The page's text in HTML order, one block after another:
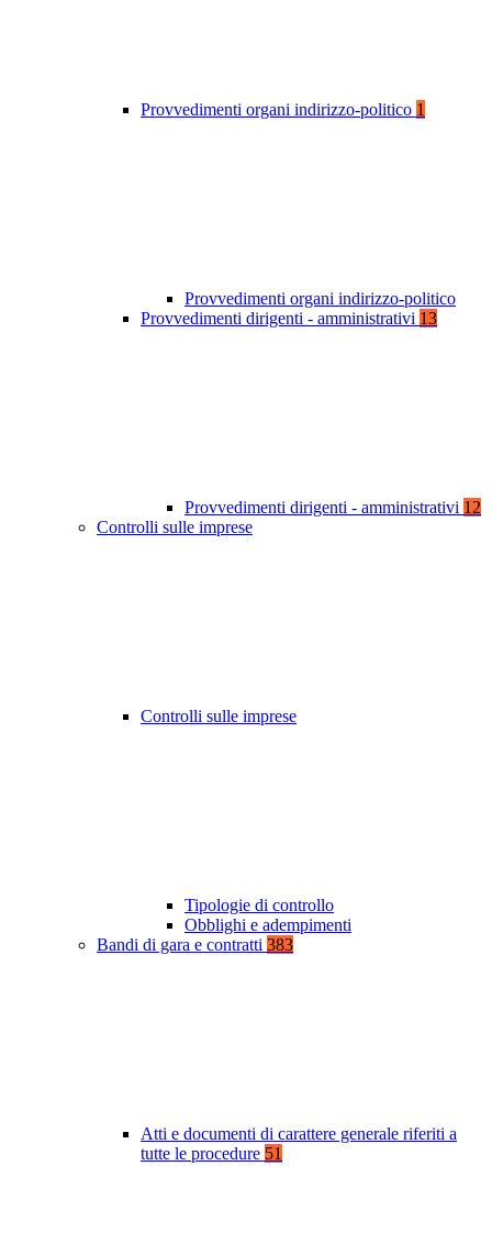
Provvedimenti organi indirizzo-politico 1
Provvedimenti organi indirizzo-politico
Provvedimenti dirigenti - amministrativi 13
Provvedimenti dirigenti - amministrativi 12
Controlli sulle imprese
Controlli sulle imprese
Tipologie di controllo
Obblighi e adempimenti
Bandi di gara e contratti 383
Atti e documenti di carattere generale riferiti a
tutte le procedure 51